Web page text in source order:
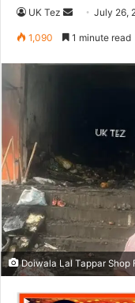
UK Tez
e
a
i
l
July 26,
1,090 1 minute read
Doiwala Lal Tappar Shop